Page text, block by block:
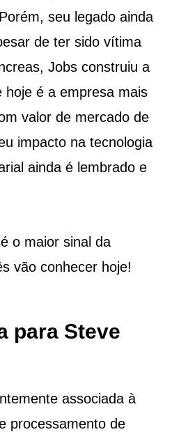
seu legado ainda
de ter sido vítima
Jobs construiu a
hoje é a empresa mais
valor de mercado de
impacto na tecnologia
ainda é lembrado e
o maior sinal da
vão conhecer hoje!
para Steve
associada à
processamento de